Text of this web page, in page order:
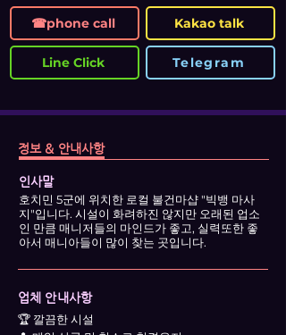
☎phone call Kakao talk
Line Click Telegram
정보 & 안내사항
인사말
호치민 5군에 위치한 로컬 불건마샵 "빅뱅 마사
지"입니다. 시설이 화려하진 않지만 오래된 업소
인 만큼 매니저들의 마인드가 좋고, 실력또한 좋
아서 매니아들이 많이 찾는 곳입니다.
업체 안내사항
🏆 깔끔한 시설